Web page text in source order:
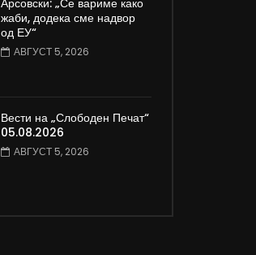
Арсовски: „Се вариме како
жаби, додека сме надвор
од ЕУ“
АВГУСТ 5, 2026
Вести на „Слободен Печат“
05.08.2026
АВГУСТ 5, 2026